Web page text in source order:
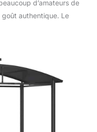
d’amateurs de
authentique. Le